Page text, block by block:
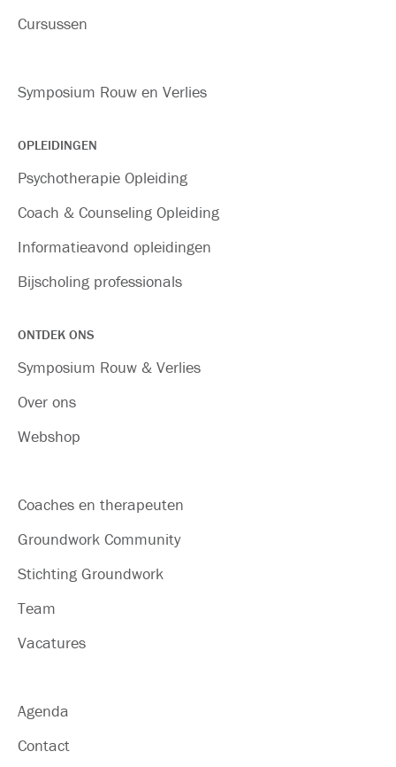
Cursussen
Symposium Rouw en Verlies
OPLEIDINGEN
Psychotherapie Opleiding
Coach & Counseling Opleiding
Informatieavond opleidingen
Bijscholing professionals
ONTDEK ONS
Symposium Rouw & Verlies
Over ons
Webshop
Coaches en therapeuten
Groundwork Community
Stichting Groundwork
Team
Vacatures
Agenda
Contact